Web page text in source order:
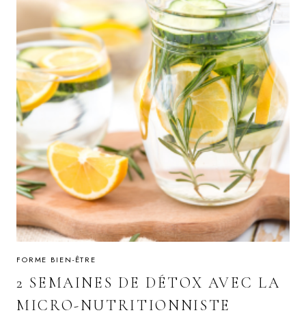
FORME BIEN-ÊTRE
2 SEMAINES DE DÉTOX AVEC LA
MICRO-NUTRITIONNISTE